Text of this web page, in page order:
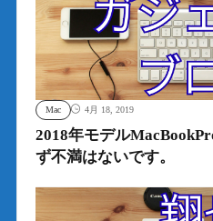
Mac 4月 18, 2019
2018年モデル
ず不満はないです。